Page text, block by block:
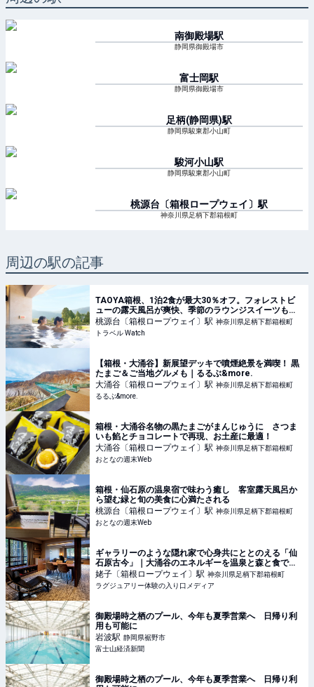
南御殿場駅
静岡県御殿場市
富士岡駅
静岡県御殿場市
足柄(静岡県)駅
静岡県駿東郡小山町
駿河小山駅
静岡県駿東郡小山町
桃源台〔箱根ロープウェイ〕 駅
神奈川県足柄下郡箱根町
周辺の駅の記事
TAOYA箱根、1泊2食が最大30％オフ。フォレストビ
ューの露天風呂が爽快、季節のラウンジスイーツも食
べ放題
桃源台〔箱根ロープウェイ〕駅 神奈川県足柄下郡箱根町
トラベル Watch
【箱根・大涌谷】新展望デッキで噴煙絶景を満喫！ 黒
たまご＆ご当地グルメも｜るるぶ&more.
大涌谷〔箱根ロープウェイ〕駅 神奈川県足柄下郡箱根町
るるぶ&more.
箱根・大涌谷名物の黒たまごがまんじゅうに さつま
いも餡とチョコレートで再現、お土産に最適！
大涌谷〔箱根ロープウェイ〕駅 神奈川県足柄下郡箱根町
おとなの週末Web
箱根・仙石原の温泉宿で味わう癒し 客室露天風呂か
ら望む緑と旬の美食に心満たされる
桃源台〔箱根ロープウェイ〕駅 神奈川県足柄下郡箱根町
おとなの週末Web
ギャラリーのような隠れ家で心身共にととのえる「仙
石原古今」｜大涌谷のエネルギーを温泉と森と食で取
り込む
姥子〔箱根ロープウェイ〕駅 神奈川県足柄下郡箱根町
ラグジュアリー体験の入り口メディア
御殿場時之栖のプール、今年も夏季営業へ 日帰り利
用も可能に
岩波駅 静岡県裾野市
富士山経済新聞
御殿場時之栖のプール、今年も夏季営業へ 日帰り利